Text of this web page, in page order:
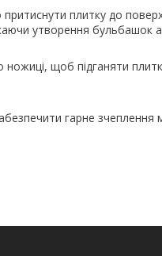
плитку до
утворення бульбашок
щоб підганяти
гарне зчеплення